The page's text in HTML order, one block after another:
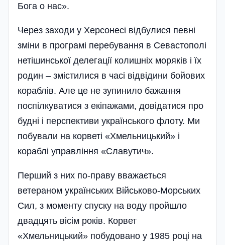
Бога о нас».
Через заходи у Херсонесі відбулися певні
зміни в програмі перебування в Севастополі
нетішинської делегації колишніх моряків і їх
родин – змістилися в часі відвідини бойових
кораблів. Але це не зупинило бажання
поспілкуватися з екіпажами, довідатися про
будні і перспективи українського флоту. Ми
побували на корветі «Хмельницький» і
кораблі управління «Славутич».
Перший з них по-праву вважається
ветераном українських Військово-Морських
Сил, з моменту спуску на воду пройшло
двадцять вісім років. Корвет
«Хмельницький» побудовано у 1985 році на